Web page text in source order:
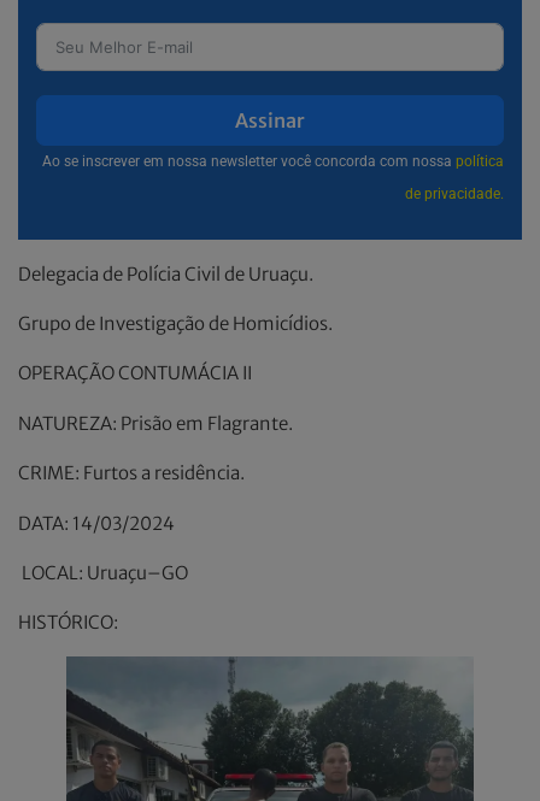
Assinar
Ao se inscrever em nossa newsletter você concorda com nossa política
de privacidade.
Delegacia de Polícia Civil de Uruaçu.
Grupo de Investigação de Homicídios.
OPERAÇÃO CONTUMÁCIA II
NATUREZA: Prisão em Flagrante.
CRIME: Furtos a residência.
DATA: 14/03/2024
LOCAL: Uruaçu–GO
HISTÓRICO: